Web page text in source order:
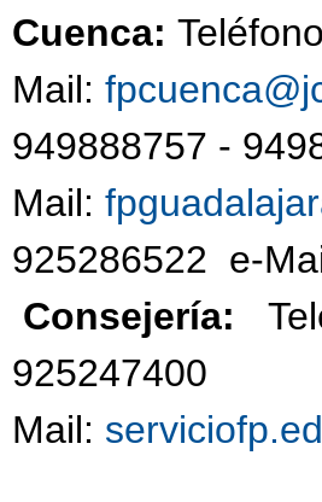
Cuenca:
Mail:
Mail:
925286522 e-
Consejería:
Mail: